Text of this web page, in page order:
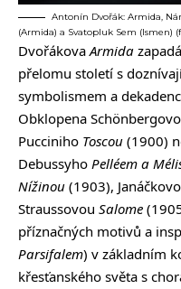
Antonín Dvořák: Armida,
(Armida) a Svatopluk Sem (Ismen)
DvořákovaArmida
přelomu století s
symbolismem a
Obklopena
Pucciniho Toscou (1900)
Debussyho Pelléem a
Nížinou (1903),
Straussovou Salome
příznačných motivů a
Parsifalem) v základním
křesťanského světa s